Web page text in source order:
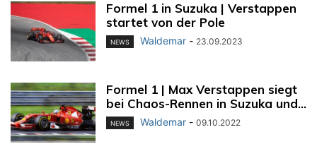
Formel 1 in Suzuka | Verstappen
startet von der Pole
NEWS Waldemar - 23.09.2023
Formel 1 | Max Verstappen siegt
bei Chaos-Rennen in Suzuka und...
NEWS Waldemar - 09.10.2022